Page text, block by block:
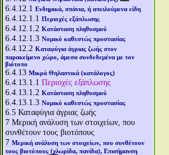
6.4.12.1 Ενδημικά, σπάνια, ή απειλούμενα είδη
6.4.12.1.1 Περιοχές εξάπλωσης
6.4.12.1.2 Κατάσταση πληθυσμού
6.4.12.1.3 Νομικό καθεστώς προστασίας
6.4.12.2 Καταφύγια άγριας ζωής στον
παρακείμενο χώρο, άμεσα συνδεδεμένα με τον
βιότοπο
6.4.13 Μικρά Θηλαστικά (κατάλογος)
6.4.13.1.1 Περιοχές εξάπλωσης
6.4.13.1.2 Κατάσταση πληθυσμού
6.4.13.1.3 Νομικό καθεστώς προστασίας
6.5 Καταφύγια άγριας ζωής
7 Μερική ανάλυση των στοιχείων, που
συνθέτουν τους βιοτόπους
7 Μερική ανάλυση των στοιχείων, που συνθέτουν
τους βιοτόπους (χλωρίδα, πανίδα), Επισήμανση